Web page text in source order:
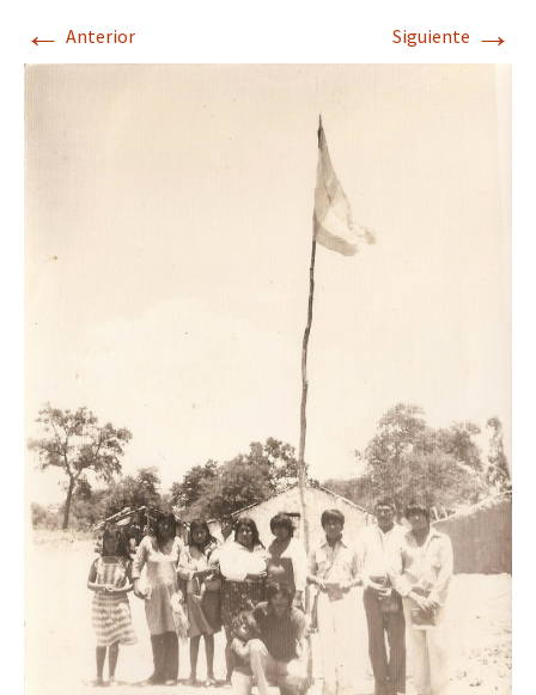
← Anterior Siguiente →